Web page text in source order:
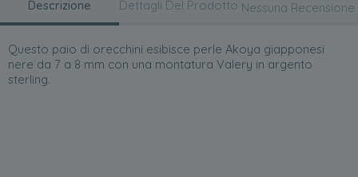
Descrizione
Questo paio di orecchini esibisce perle Akoya giapponesi
nere da 7 a 8 mm con una montatura Valery in argento
sterling.
Dettagli Del Prodotto Nessuna Recensione